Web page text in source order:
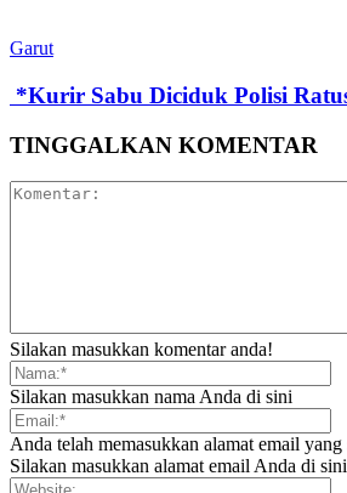
Garut
‎*Kurir Sabu Diciduk Polisi
TINGGALKAN KOMENTAR
Silakan masukkan komentar anda!
Silakan masukkan nama Anda di sini
Anda telah memasukkan alamat email yang
Silakan masukkan alamat email Anda di sini